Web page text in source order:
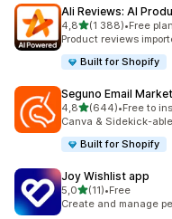
Ali Reviews: AI
4,8z 5 hvězd
(1 388)
Celkový počet recenzí:
•Free
Product reviews
Built for Shopify
Seguno Email
4,8z 5 hvězd
(644)
Celkový počet recenzí:
•Free to
Canva & Sidekick-
Built for Shopify
Joy Wishlist app
5,0z 5 hvězd
(11)
Celkový počet recenzí:
•Free
Create and manage